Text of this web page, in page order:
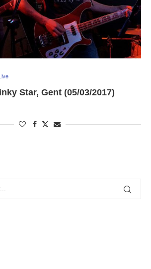
Live
Star, Gent (05/03/2017)